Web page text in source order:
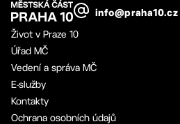
info@praha10.cz
Život v Praze 10
Úřad MČ
Vedení a správa MČ
E-služby
Kontakty
Ochrana osobních údajů